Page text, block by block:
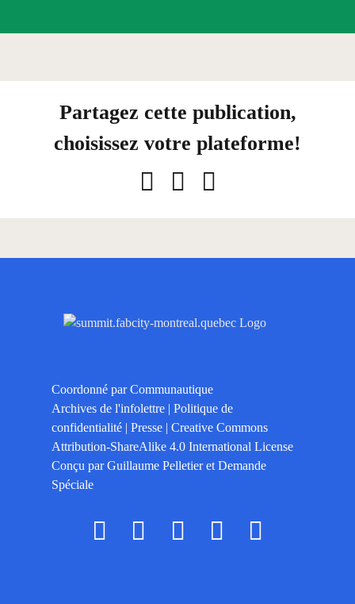
Partagez cette publication,
choisissez votre plateforme!
Facebook
LinkedIn
Coordonné parCommunautique
Archives de l'infolettre | Politique de
confidentialité | Presse | Creative Commons
Attribution-ShareAlike 4.0 International License
Conçu parGuillaume Pelletieret Demande
Spéciale